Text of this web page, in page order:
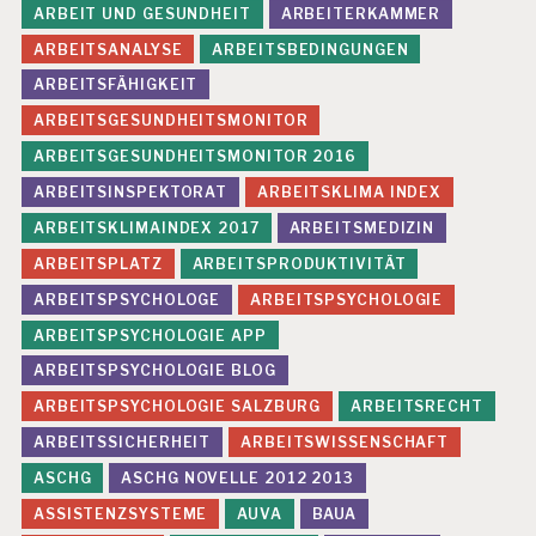
T
I
A
N
B
LI
N
D
E
V
A
L
U
IE
R
U
N
G
P
S
Y
C
H
ARBEIT UND GESUNDHEIT
ARBEITERKAMMER
ARBEITSANALYSE
ARBEITSBEDINGUNGEN
ARBEITSFÄHIGKEIT
ARBEITSGESUNDHEITSMONITOR
ARBEITSGESUNDHEITSMONITOR 2016
ARBEITSINSPEKTORAT
ARBEITSKLIMA INDEX
ARBEITSKLIMAINDEX 2017
ARBEITSMEDIZIN
ARBEITSPLATZ
ARBEITSPRODUKTIVITÄT
ARBEITSPSYCHOLOGE
ARBEITSPSYCHOLOGIE
ARBEITSPSYCHOLOGIE APP
ARBEITSPSYCHOLOGIE BLOG
ARBEITSPSYCHOLOGIE SALZBURG
ARBEITSRECHT
ARBEITSSICHERHEIT
ARBEITSWISSENSCHAFT
ASCHG
ASCHG NOVELLE 2012 2013
ASSISTENZSYSTEME
AUVA BAUA